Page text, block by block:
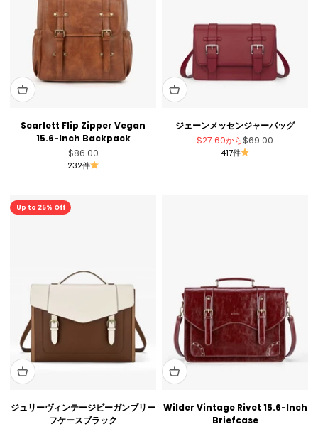
Scarlett Flip Zipper Vegan
15.6-Inch Backpack
セール価格
$86.00
232件
ジェーンメッセンジャーバッグ
セール価格
$27.60から通常価格
$69.00
417件
Up to 25% Off
セール
ジュリーヴィンテージビーガンブリー
フケースブラック
Wilder Vintage Rivet 15.6-Inch
Briefcase